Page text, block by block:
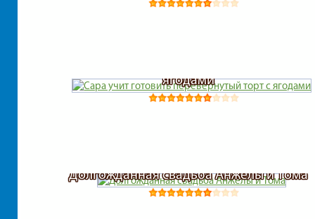
ягодами
Долгожданная свадьба Анжелы и Тома